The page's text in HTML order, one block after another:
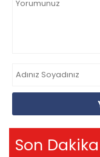
Son Dakika